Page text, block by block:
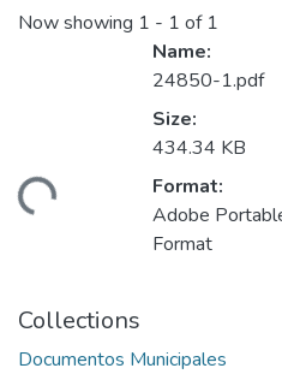
Now showing 1 - 1 of 1
Name:
24850-1.pdf
Size:
434.34 KB
Format:
Adobe
Format
Collections
Documentos Municipales